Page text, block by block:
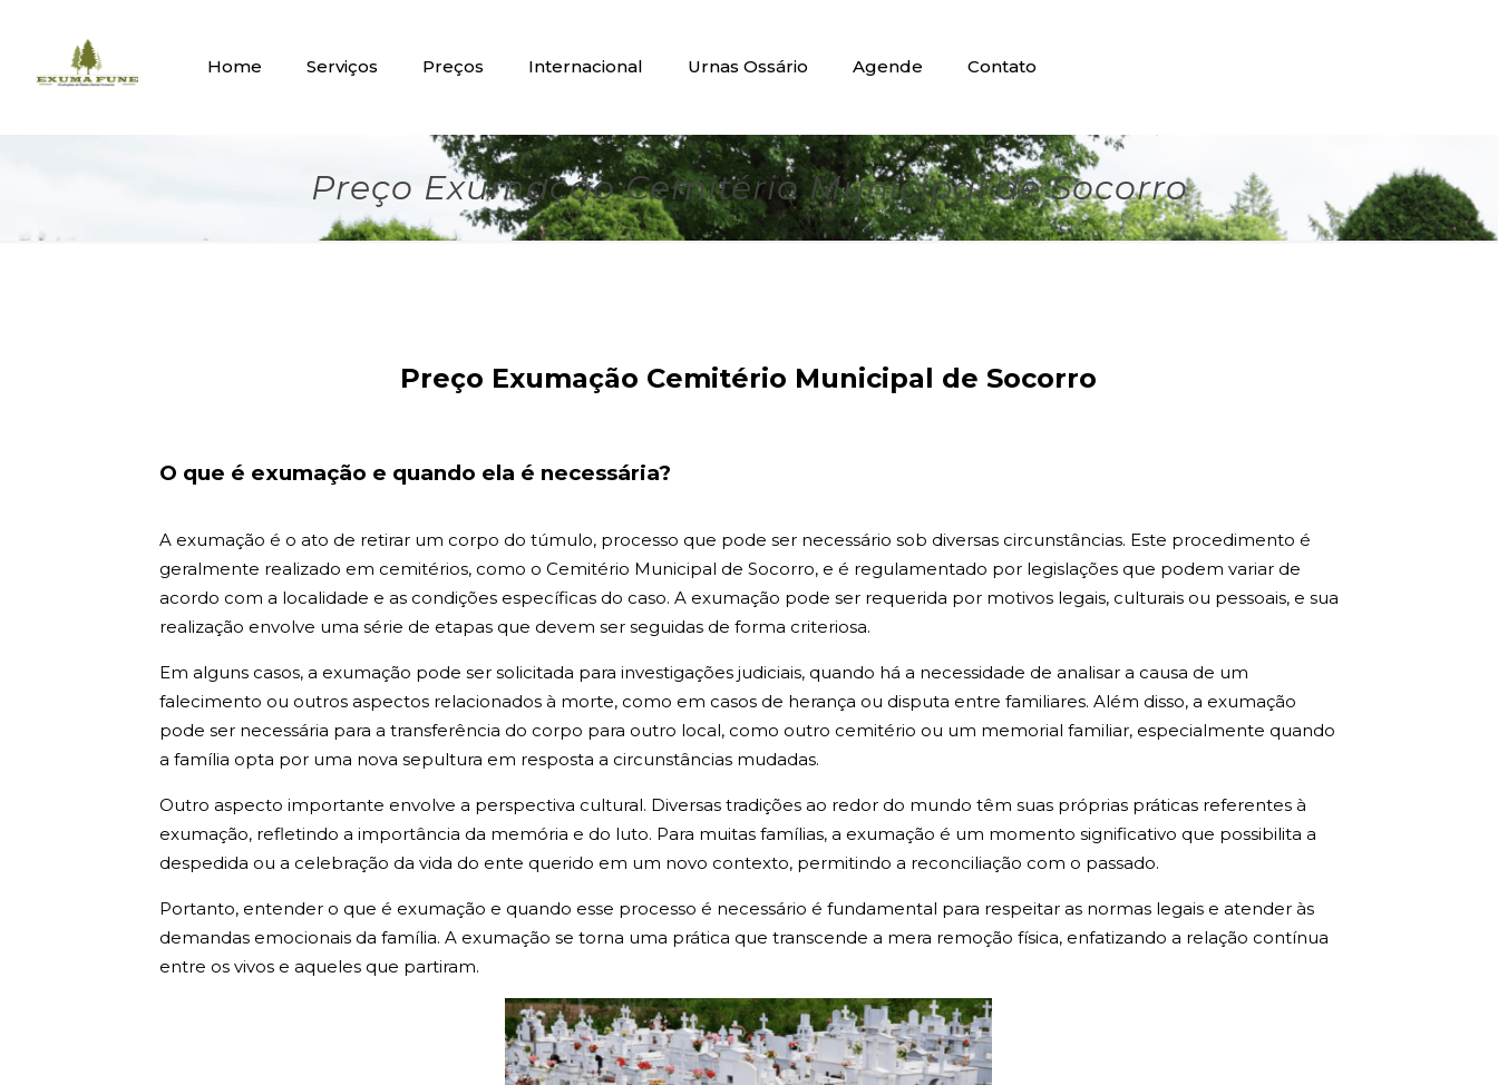
Home Serviços Preços Internacional Urnas Ossário Agende Contato
Preço Exumação Cemitério Municipal de Socorro
Preço Exumação Cemitério Municipal de Socorro
O que é exumação e quando ela é necessária?
A exumação é o ato de retirar um corpo do túmulo, processo que pode ser necessário sob diversas circunstâncias. Este procedimento é
geralmente realizado em cemitérios, como o Cemitério Municipal de Socorro, e é regulamentado por legislações que podem variar de
acordo com a localidade e as condições específicas do caso. A exumação pode ser requerida por motivos legais, culturais ou pessoais, e sua
realização envolve uma série de etapas que devem ser seguidas de forma criteriosa.
Em alguns casos, a exumação pode ser solicitada para investigações judiciais, quando há a necessidade de analisar a causa de um
falecimento ou outros aspectos relacionados à morte, como em casos de herança ou disputa entre familiares. Além disso, a exumação
pode ser necessária para a transferência do corpo para outro local, como outro cemitério ou um memorial familiar, especialmente quando
a família opta por uma nova sepultura em resposta a circunstâncias mudadas.
Outro aspecto importante envolve a perspectiva cultural. Diversas tradições ao redor do mundo têm suas próprias práticas referentes à
exumação, refletindo a importância da memória e do luto. Para muitas famílias, a exumação é um momento significativo que possibilita a
despedida ou a celebração da vida do ente querido em um novo contexto, permitindo a reconciliação com o passado.
Portanto, entender o que é exumação e quando esse processo é necessário é fundamental para respeitar as normas legais e atender às
demandas emocionais da família. A exumação se torna uma prática que transcende a mera remoção física, enfatizando a relação contínua
entre os vivos e aqueles que partiram.